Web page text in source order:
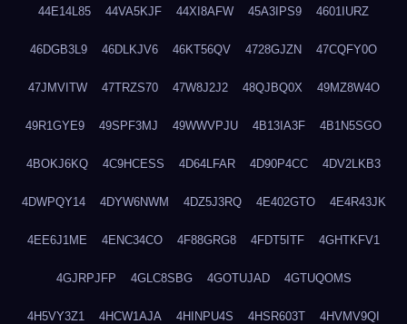
44E14L85 44VA5KJF 44XI8AFW 45A3IPS9 4601IURZ
46DGB3L9 46DLKJV6 46KT56QV 4728GJZN 47CQFY0O
47JMVITW 47TRZS70 47W8J2J2 48QJBQ0X 49MZ8W4O
49R1GYE9 49SPF3MJ 49WWVPJU 4B13IA3F 4B1N5SGO
4BOKJ6KQ 4C9HCESS 4D64LFAR 4D90P4CC 4DV2LKB3
4DWPQY14 4DYW6NWM 4DZ5J3RQ 4E402GTO 4E4R43JK
4EE6J1ME 4ENC34CO 4F88GRG8 4FDT5ITF 4GHTKFV1
4GJRPJFP 4GLC8SBG 4GOTUJAD 4GTUQOMS
4H5VY3Z1 4HCW1AJA 4HINPU4S 4HSR603T 4HVMV9QI